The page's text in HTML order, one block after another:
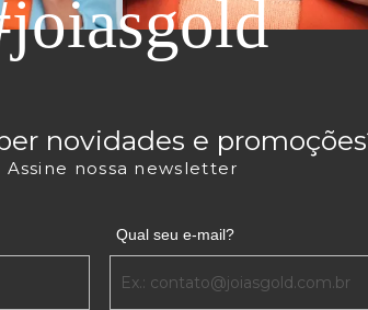
novidades e
Assine nossa newsletter
Qual seu e-mail?